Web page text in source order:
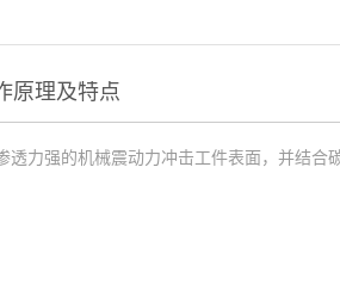
原理及特点
透力强的机械震动力冲击工件表面，并结